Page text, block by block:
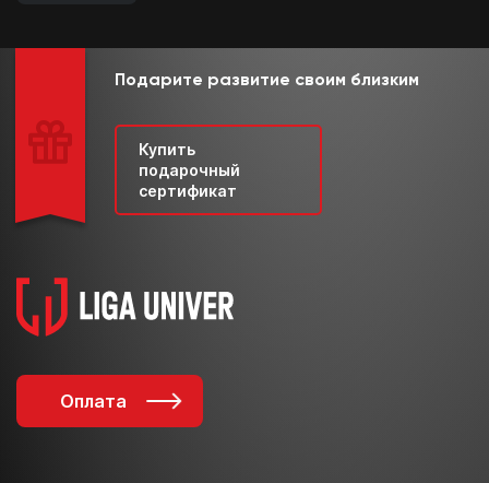
Оплата
Подарите развитие своим близким
Купить
подарочный
сертификат